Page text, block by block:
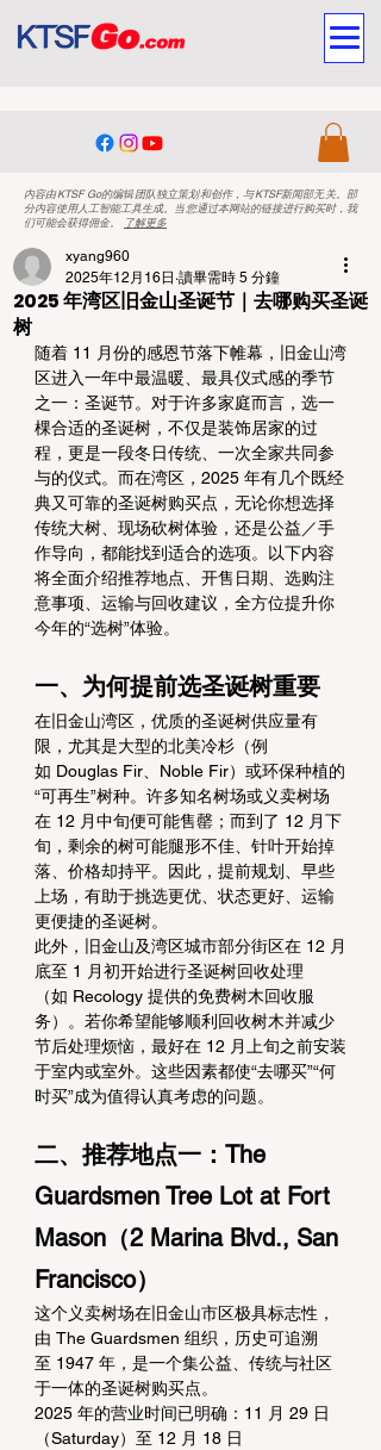
内容由KTSF Go的编辑团队独立策划和创作，与KTSF新闻部无关。部
分内容使用人工智能工具生成。当您通过本网站的链接进行购买时，我
们可能会获得佣金。
了解更多
2025 年湾区旧金山圣诞节｜去哪购买圣诞
树
xyang960
2025年12月16日 讀畢需時 5 分鐘
随着 11 月份的感恩节落下帷幕，旧金山湾
区进入一年中最温暖、最具仪式感的季节
之一：圣诞节。对于许多家庭而言，选一
棵合适的圣诞树，不仅是装饰居家的过
程，更是一段冬日传统、一次全家共同参
与的仪式。而在湾区，2025 年有几个既经
典又可靠的圣诞树购买点，无论你想选择
传统大树、现场砍树体验，还是公益／手
作导向，都能找到适合的选项。以下内容
将全面介绍推荐地点、开售日期、选购注
意事项、运输与回收建议，全方位提升你
今年的“选树”体验。
一、为何提前选圣诞树重要
在旧金山湾区，优质的圣诞树供应量有
限，尤其是大型的北美冷杉（例
如 Douglas Fir、Noble Fir）或环保种植的
“可再生”树种。许多知名树场或义卖树场
在 12 月中旬便可能售罄；而到了 12 月下
旬，剩余的树可能腿形不佳、针叶开始掉
落、价格却持平。因此，提前规划、早些
上场，有助于挑选更优、状态更好、运输
更便捷的圣诞树。
此外，旧金山及湾区城市部分街区在 12 月
底至 1 月初开始进行圣诞树回收处理
（如 Recology 提供的免费树木回收服
务）。若你希望能够顺利回收树木并减少
节后处理烦恼，最好在 12 月上旬之前安装
于室内或室外。这些因素都使“去哪买”“何
时买”成为值得认真考虑的问题。
二、推荐地点一：The
Guardsmen Tree Lot at Fort
Mason（2 Marina Blvd., San
Francisco）
这个义卖树场在旧金山市区极具标志性，
由 The Guardsmen 组织，历史可追溯
至 1947 年，是一个集公益、传统与社区
于一体的圣诞树购买点。
2025 年的营业时间已明确：11 月 29 日
（Saturday）至 12 月 18 日